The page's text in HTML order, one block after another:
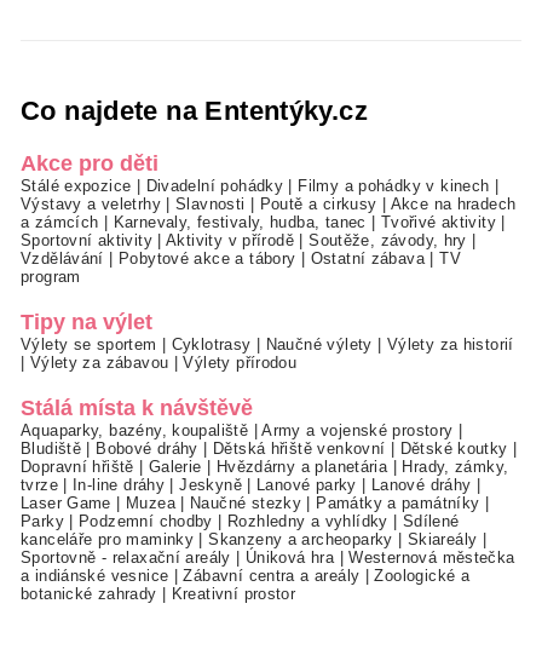
Co najdete na Ententýky.cz
Akce pro děti
Stálé expozice | Divadelní pohádky | Filmy a pohádky v kinech |
Výstavy a veletrhy|Slavnosti | Poutě a cirkusy | Akce na hradech
a zámcích | Karnevaly, festivaly, hudba, tanec | Tvořivé aktivity |
Sportovní aktivity|Aktivity v přírodě |Soutěže, závody, hry |
Vzdělávání | Pobytové akce a tábory | Ostatní zábava |TV
program
Tipy na výlet
Výlety se sportem | Cyklotrasy | Naučné výlety | Výlety za historií
| Výlety za zábavou |Výlety přírodou
Stálá místa k návštěvě
Aquaparky, bazény, koupaliště |Army a vojenské prostory |
Bludiště | Bobové dráhy | Dětská hřiště venkovní | Dětské koutky |
Dopravní hřiště | Galerie | Hvězdárny a planetária | Hrady, zámky,
tvrze| In-line dráhy |Jeskyně| Lanové parky | Lanové dráhy |
Laser Game | Muzea| Naučné stezky | Památky a památníky |
Parky| Podzemní chodby | Rozhledny a vyhlídky | Sdílené
kanceláře pro maminky |Skanzeny a archeoparky | Skiareály |
Sportovně - relaxační areály | Úniková hra |Westernová městečka
a indiánské vesnice |Zábavní centra a areály |Zoologické a
botanické zahrady | Kreativní prostor